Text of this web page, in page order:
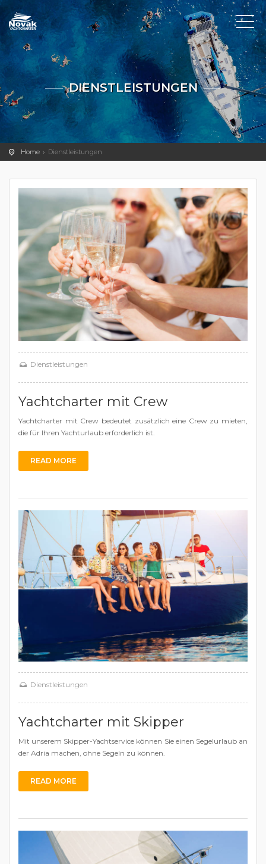
DIENSTLEISTUNGEN
Home Dienstleistungen
Dienstleistungen
Yachtcharter mit Crew
Yachtcharter mit Crew bedeutet zusätzlich eine Crew zu mieten,
die für Ihren Yachturlaub erforderlich ist.
READ MORE
Dienstleistungen
Yachtcharter mit Skipper
Mit unserem Skipper-Yachtservice können Sie einen Segelurlaub an
der Adria machen, ohne Segeln zu können.
READ MORE